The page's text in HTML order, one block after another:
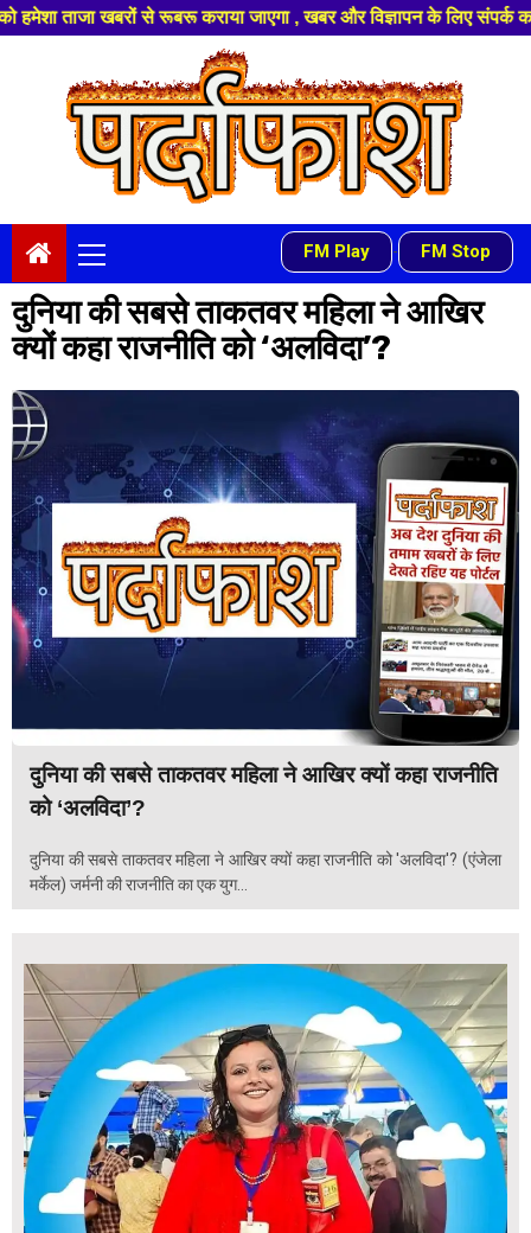
से रूबरू कराया जाएगा , खबर और विज्ञापन के लिए संपर्क करे +91 97541
Menu
FM Play - FM Stop
दुनिया की सबसे ताकतवर महिला ने आखिर
क्यों कहा राजनीति को ‘अलविदा’?
दुनिया की सबसे ताकतवर महिला ने आखिर क्यों कहा राजनीति
को ‘अलविदा’?
दुनिया की सबसे ताकतवर महिला ने आखिर क्यों कहा राजनीति को 'अलविदा'? (एंजेला
मर्केल) जर्मनी की राजनीति का एक युग...